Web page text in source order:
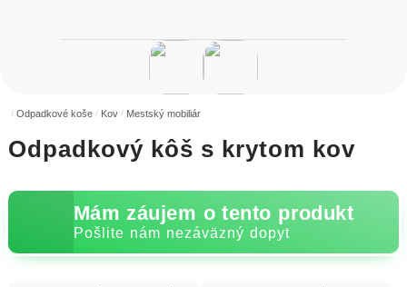
Odpadkové koše Kov Mestský mobiliár
Odpadkový kôš s krytom kov
Mám záujem o tento produkt
Pošlite nám nezáväzný dopyt